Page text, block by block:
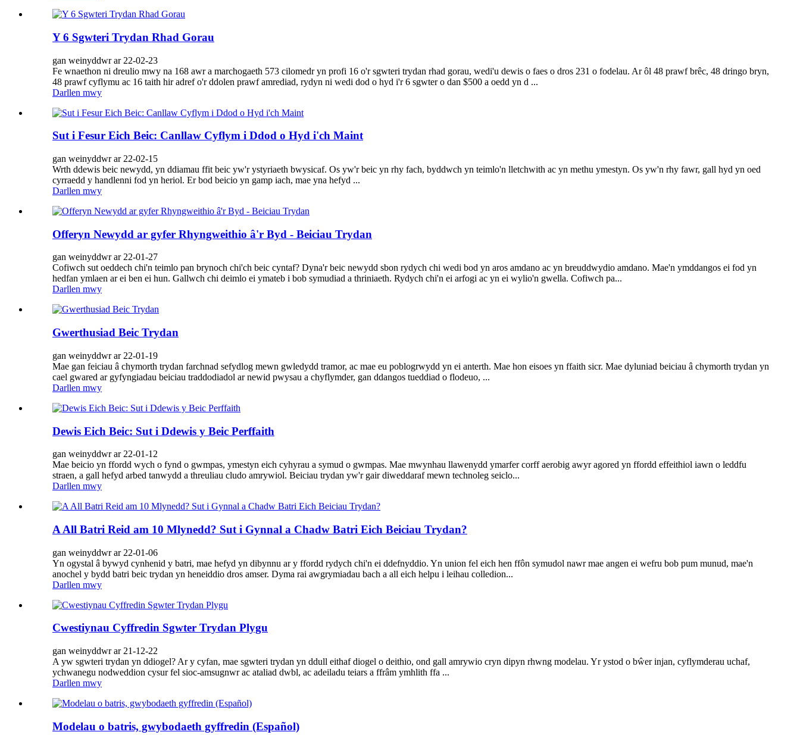
Y 6 Sgwteri Trydan Rhad Gorau
gan weinyddwr ar 22-02-23
Fe wnaethon ni dreulio mwy na 168 awr a marchogaeth 573 cilomedr yn profi 16 o'r sgwteri trydan rhad gorau, wedi'u dewis o faes o dros 231 o fodelau. Ar ôl 48 prawf brêc, 48 dringo bryn,
48 prawf cyflymu ac 16 taith hir adref o'r ddolen prawf amrediad, rydyn ni wedi dod o hyd i'r 6 sgwter o dan $500 a oedd yn d ...
Darllen mwy
Sut i Fesur Eich Beic: Canllaw Cyflym i Ddod o Hyd i'ch Maint
gan weinyddwr ar 22-02-15
Wrth ddewis beic newydd, yn ddiamau ffit beic yw'r ystyriaeth bwysicaf. Os yw'r beic yn rhy fach, byddwch yn teimlo'n lletchwith ac yn methu ymestyn. Os yw'n rhy fawr, gall hyd yn oed
cyrraedd y handlenni fod yn heriol. Er bod beicio yn gamp iach, mae yna hefyd ...
Darllen mwy
Offeryn Newydd ar gyfer Rhyngweithio â'r Byd - Beiciau Trydan
gan weinyddwr ar 22-01-27
Cofiwch sut oeddech chi'n teimlo pan brynoch chi'ch beic cyntaf? Dyna'r beic newydd sbon rydych chi wedi bod yn aros amdano ac yn breuddwydio amdano. Mae'n ymddangos ei fod yn
hedfan ymlaen ar ei ben ei hun. Gallwch chi deimlo ei ymateb i bob symudiad a thriniaeth. Rydych chi'n ei arfogi ac yn ei wylio'n gwella. Cofiwch pa...
Darllen mwy
Gwerthusiad Beic Trydan
gan weinyddwr ar 22-01-19
Mae gan feiciau â chymorth trydan farchnad sefydlog mewn gwledydd tramor, ac mae eu poblogrwydd yn ei anterth. Mae hon eisoes yn ffaith sicr. Mae dyluniad beiciau â chymorth trydan yn
cael gwared ar gyfyngiadau beiciau traddodiadol ar newid pwysau a chyflymder, gan ddangos tueddiad o flodeuo, ...
Darllen mwy
Dewis Eich Beic: Sut i Ddewis y Beic Perffaith
gan weinyddwr ar 22-01-12
Mae beicio yn ffordd wych o fynd o gwmpas, ymestyn eich cyhyrau a symud o gwmpas. Mae mwynhau llawenydd ymarfer corff aerobig awyr agored yn ffordd effeithiol iawn o leddfu
straen, a gall hefyd arbed tanwydd a threuliau cludo amrywiol. Beiciau trydan yw'r gair diweddaraf mewn technoleg seiclo...
Darllen mwy
A All Batri Reid am 10 Mlynedd? Sut i Gynnal a Chadw Batri Eich Beiciau Trydan?
gan weinyddwr ar 22-01-06
Yn ogystal â bywyd cynhenid ​​y batri, mae hefyd yn dibynnu ar y ffordd rydych chi'n ei ddefnyddio. Yn union fel eich hen ffôn symudol nawr mae angen ei wefru bob pum munud, mae'n
anochel y bydd batri beic trydan yn heneiddio dros amser. Dyma rai awgrymiadau bach a all eich helpu i leihau colledion...
Darllen mwy
Cwestiynau Cyffredin Sgwter Trydan Plygu
gan weinyddwr ar 21-12-22
A yw sgwteri trydan yn ddiogel? Ar y cyfan, mae sgwteri trydan yn ddull eithaf diogel o deithio, ond gall amrywio cryn dipyn rhwng modelau. Yr ystod o bŵer injan, cyflymderau uchaf,
ychwanegu nodweddion cysur fel sioc-amsugnwr ac ataliad dwbl, ac adeiladu teiars a ffrâm ymhlith ffa ...
Darllen mwy
Modelau o batris, gwybodaeth gyffredin (Español)